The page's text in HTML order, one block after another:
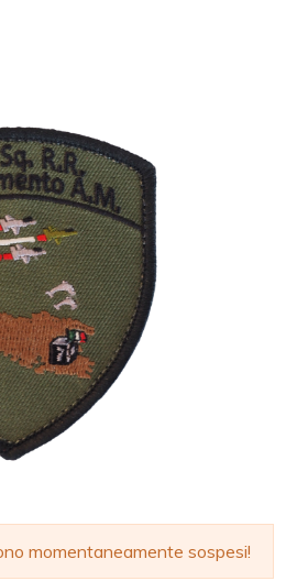
momentaneamente sospesi!